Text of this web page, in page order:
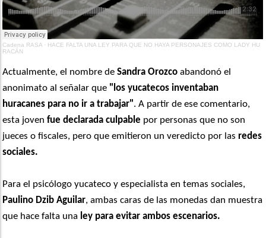
Cadena RASA · HACE FALTA UNA LEY PARA QUE NO HAYA PERSONAJES COMO LADY HU
RACÁN
Actualmente, el nombre deSandra Orozco abandonó el
anonimato al señalar que "los yucatecos inventaban
huracanes para no ir a trabajar".A partir de ese comentario,
esta joven fue declarada culpable por personas que no son
jueces o fiscales, pero que emitieron un veredicto por lasredes
sociales.
Para el psicólogo yucateco y especialista en temas sociales,
Paulino Dzib Aguilar, ambas caras de las monedas dan muestra
que hace falta una ley para evitar ambos escenarios.